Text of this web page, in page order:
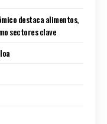
destaca alimentos,
sectores clave